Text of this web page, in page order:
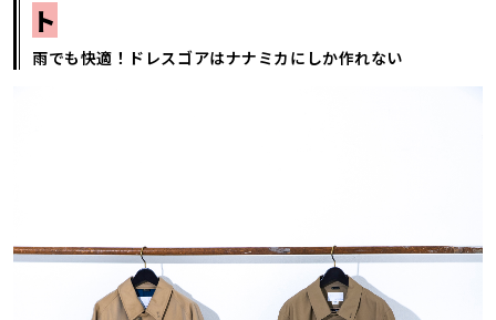
ト
雨でも快適！ドレスゴアはナナミカにしか作れない